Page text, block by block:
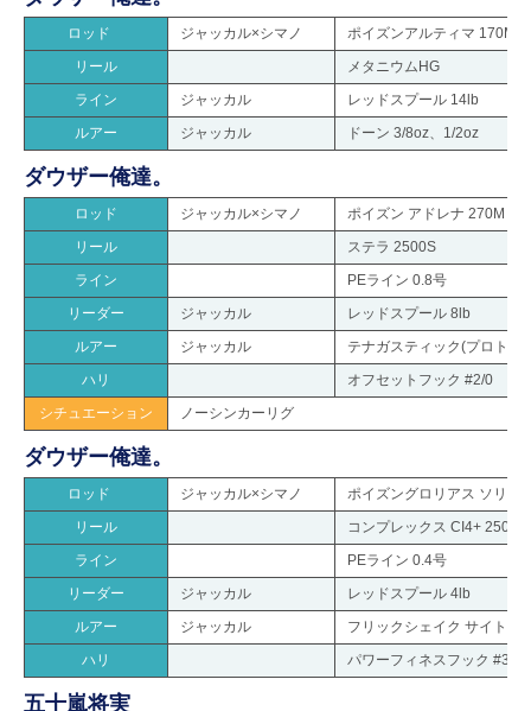
ロッド ジャッカル×シマノ
ポイズンアルティマ 170M
リール
メタニウムHG
ライン
ジャッカル
レッドスプール 14lb
ルアー
ジャッカル ドーン 3/8oz、1/2oz
ダウザー俺達。
ロッド ジャッカル×シマノ
ポイズン アドレナ 270M
リール
ステラ 2500S
ライン
PEライン 0.8号
リーダー
ジャッカル
レッドスプール 8lb
ルアー
ジャッカル
テナガスティック(プロト)
ハリ
オフセットフック #2/0
シチュエーション
ノーシンカーリグ
ダウザー俺達。
ロッド ジャッカル×シマノ
ポイズングロリアス ソリッ
リール
コンプレックス CI4+ 2500S
ライン
PEライン 0.4号
リーダー
ジャッカル
レッドスプール 4lb
ルアー
ジャッカル
フリックシェイク サイトマ
ハリ
パワーフィネスフック #3
五十嵐将実